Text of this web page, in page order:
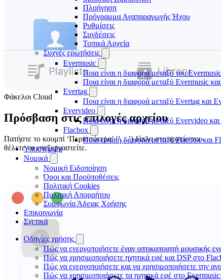
Πλοήγηση
Πρόγραμμα Αναπαραγωγής Ήχου
Ρυθμίσεις
Συνδέσεις
Τοπικά Αρχεία
Συχνές ερωτήσεις
Evermusic
Ποια είναι η διαφορά μεταξύ του
Ποια είναι η διαφορά μεταξύ Evermusic
Evertag
Ποια είναι η διαφορά μεταξύ Evertag και
Evervideo
Ποια είναι η διαφορά μεταξύ Evervideo
Flacbox
Ποια είναι η διαφορά μεταξύ Flacbox και
Υποστήριξη
Νομικά
Νομική Ειδοποίηση
Όροι και Προϋποθέσεις
Πολιτική Cookies
Πολιτική Απορρήτου
Συμφωνία Άδειας Χρήσης
Επικοινωνία
Σχετικά
Οδηγίες χρήσης
Πώς να ενεργοποιήσετε έναν οπτικοποιητή μουσικής
Πώς να χρησιμοποιήσετε ηχητικά εφέ και DSP στο
Πώς να ενεργοποιήσετε και να χρησιμοποιήσετε την
Πώς να χρησιμοποιήσετε τα ηχητικά εφέ στο
Φάκελοι Cloud
Πρόσβαση στις επιλογές αρχείου
Πατήστε το κουμπί ‘Περισσότερα’ (’…’) δίπλα στο αρχείο που
θέλετε να επεξεργαστείτε.